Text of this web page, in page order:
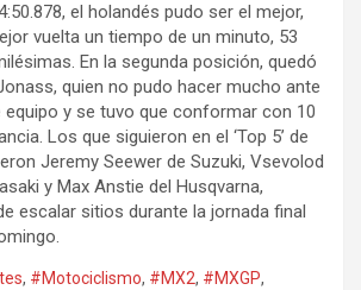
el holandés pudo ser el mejor,
vuelta un tiempo de un minuto, 53
En la segunda posición, quedó
quien no pudo hacer mucho ante
equipo y se tuvo que conformar con 10
Los que siguieron en el ‘Top 5’ de
Jeremy Seewer de Suzuki, Vsevolod
y Max Anstie del Husqvarna,
escalar sitios durante la jornada final
, #Motociclismo, #MX2, #MXGP,